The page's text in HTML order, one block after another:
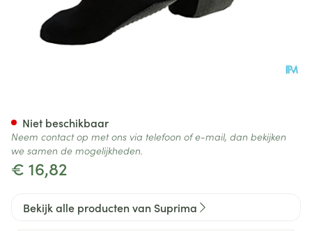
€ 16,82
Niet beschikbaar
Neem contact op met ons via telefoon of e-mail, dan bekijken
we samen de mogelijkheden.
Bekijk alle producten van Suprima